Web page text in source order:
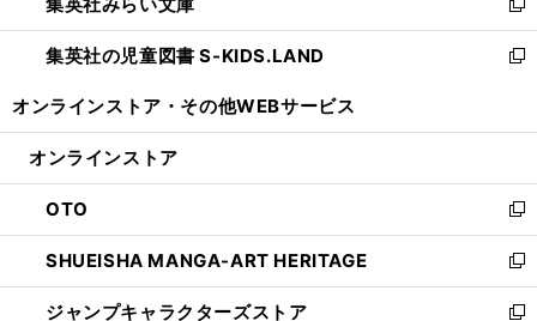
で
開
く
ド
ウ
で
ィ
ン
ド
開
新
し
い
ン
ウ
で
開
く
集英社の児童図書 S-KIDS.LAND
新
ウ
ン
ド
ウ
で
開
く
オンラインストア・ その他WEBサービス
オンラインストア
OTO
新
し
い
ウ
ィ
SHUEISHA MANGA-ART HERITAGE
新
し
い
ジャンプキャラクターズストア